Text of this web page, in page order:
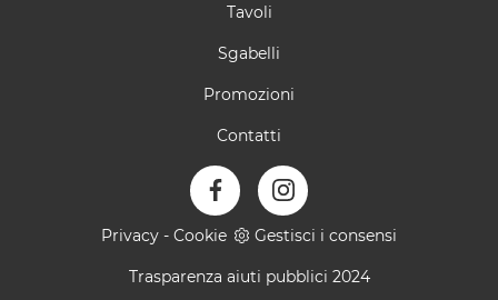
Tavoli
Sgabelli
Promozioni
Contatti
Privacy - Cookie Gestisci i consensi
Trasparenza aiuti pubblici 2024